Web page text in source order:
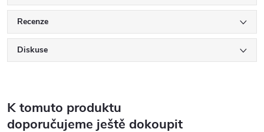
Recenze
Diskuse
K tomuto produktu
doporučujeme ještě dokoupit